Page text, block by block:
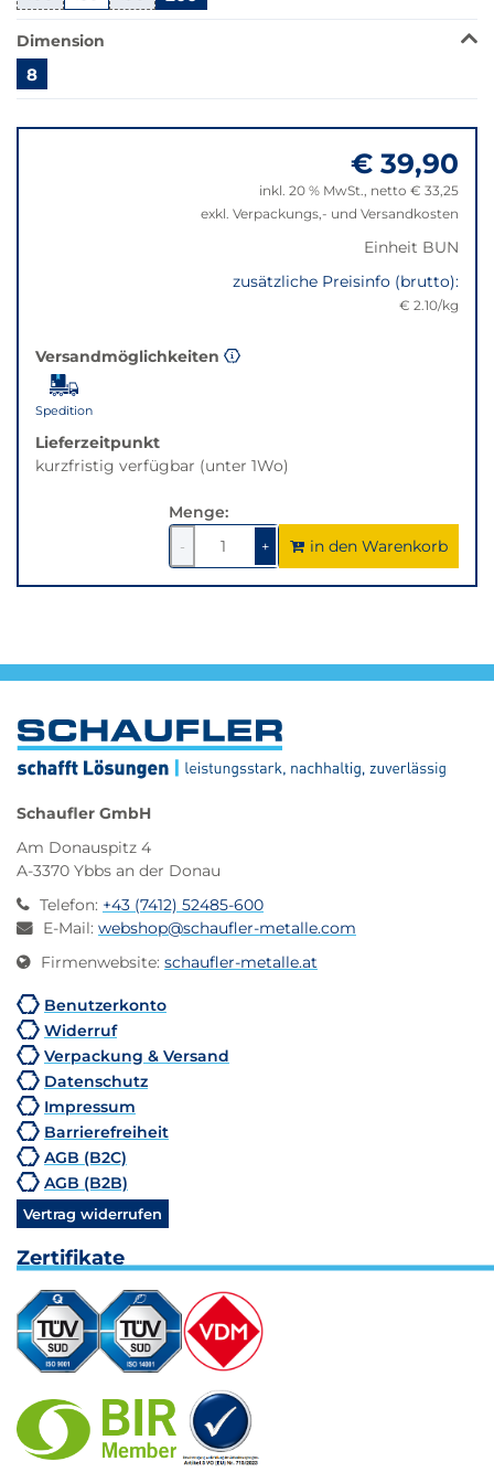
nicht
verfügbar.
Bei
Klick
wechselt
der
Dimension
8
zu
€ 39,90
inkl. 20 % MwSt., netto € 33,25
exkl. Verpackungs,- und Versandkosten
Einheit BUN
zusätzliche Preisinfo (brutto):
€ 2.10/kg
Versandmöglichkeiten
Spedition
Lieferzeitpunkt
kurzfristig verfügbar (unter 1Wo)
Menge:
-
1
verringern
+1um
1
erhöhen
in den Warenkorb
Schaufler GmbH
Am Donauspitz 4
A-3370 Ybbs an der Donau
Telefon: +43 (7412) 52485-600
E-Mail: webshop@schaufler-metalle.com
Firmenwebsite: schaufler-metalle.at
Benutzerkonto
Widerruf
Verpackung & Versand
Datenschutz
Impressum
Barrierefreiheit
AGB (B2C)
AGB (B2B)
Vertrag widerrufen
Zertifikate